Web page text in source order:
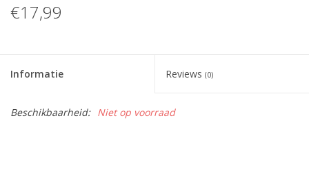
€17,99
Informatie Reviews (0)
Beschikbaarheid: Niet op voorraad